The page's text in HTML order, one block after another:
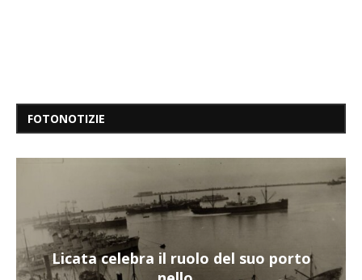
FOTONOTIZIE
Nuova tanker in acciaio inox per la